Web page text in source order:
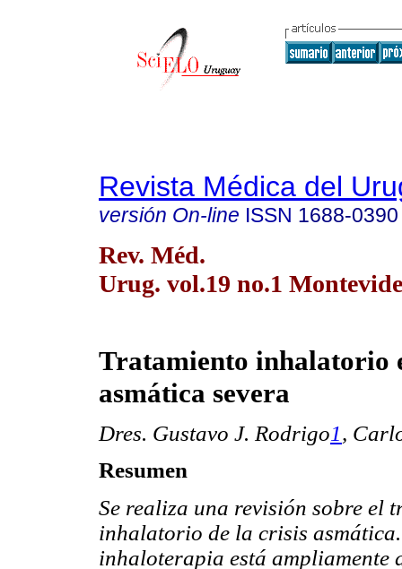
Revista Médica del
versión On-line ISSN 1688-0390
Rev. Méd.
Urug. vol.19 no.1
Tratamiento inhalatorio
asmática severa
Dres. Gustavo J. Rodrigo1,
Resumen
Se realiza una revisión sobre el
inhalatorio de la crisis
inhaloterapia está ampliamente